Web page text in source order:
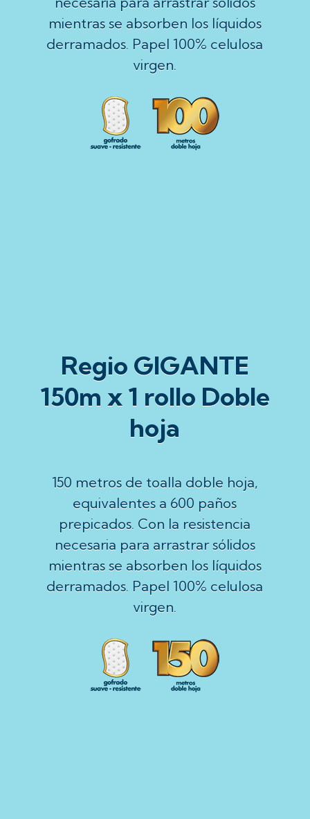
mientras se absorben los líquidos
derramados. Papel 100% celulosa
virgen.
Regio GIGANTE
150m x 1 rollo Doble
hoja
150 metros de toalla doble hoja,
equivalentes a 600 paños
prepicados. Con la resistencia
necesaria para arrastrar sólidos
mientras se absorben los líquidos
derramados. Papel 100% celulosa
virgen.